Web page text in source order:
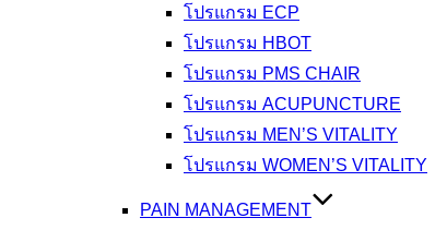
โปรแกรม ECP
โปรแกรม HBOT
โปรแกรม PMS CHAIR
โปรแกรม ACUPUNCTURE
โปรแกรม MEN’S VITALITY
โปรแกรม WOMEN’S VITALITY
PAIN MANAGEMENT